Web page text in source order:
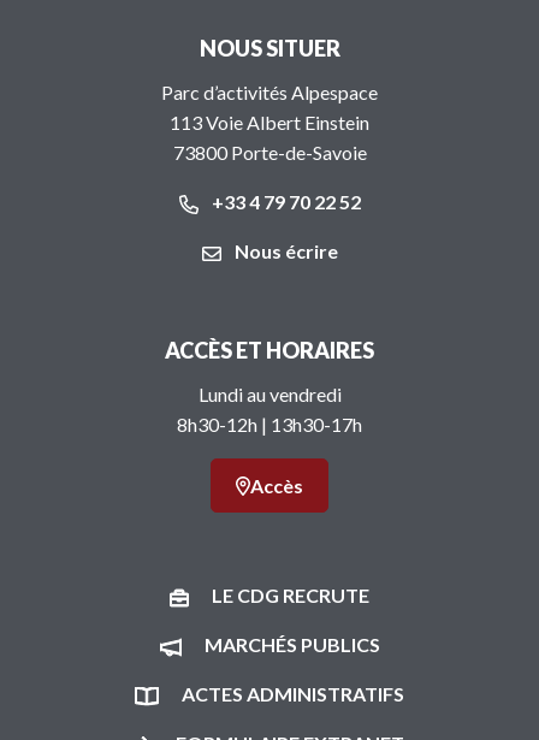
NOUS SITUER
Parc d’activités Alpespace
113 Voie Albert Einstein
73800 Porte-de-Savoie
+33 4 79 70 22 52
Nous écrire
ACCÈS ET HORAIRES
Lundi au vendredi
8h30-12h | 13h30-17h
Accès
LE CDG RECRUTE
MARCHÉS PUBLICS
ACTES ADMINISTRATIFS